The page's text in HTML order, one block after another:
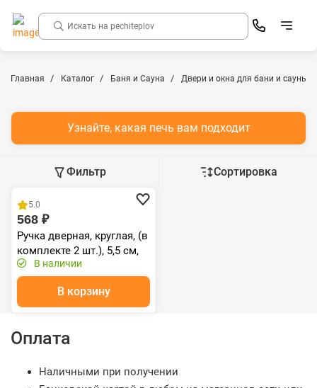
Главная Каталог Баня и Сауна Двери и окна для бани и сауны
Узнайте, какая печь вам подходит
Фильтр Сортировка
5.0
568 ₽
Ручка дверная, круглая, (в
комплекте 2 шт.), 5,5 см,
липа "Банные штучки"
В наличии
В корзину
Оплата
Наличными при получении